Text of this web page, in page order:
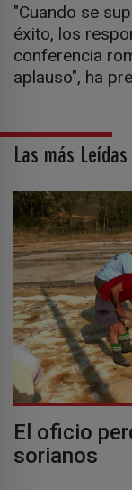
"Cuando se
éxito, los
conferencia
aplauso", ha
Las más Leídas
El oficio
sorianos